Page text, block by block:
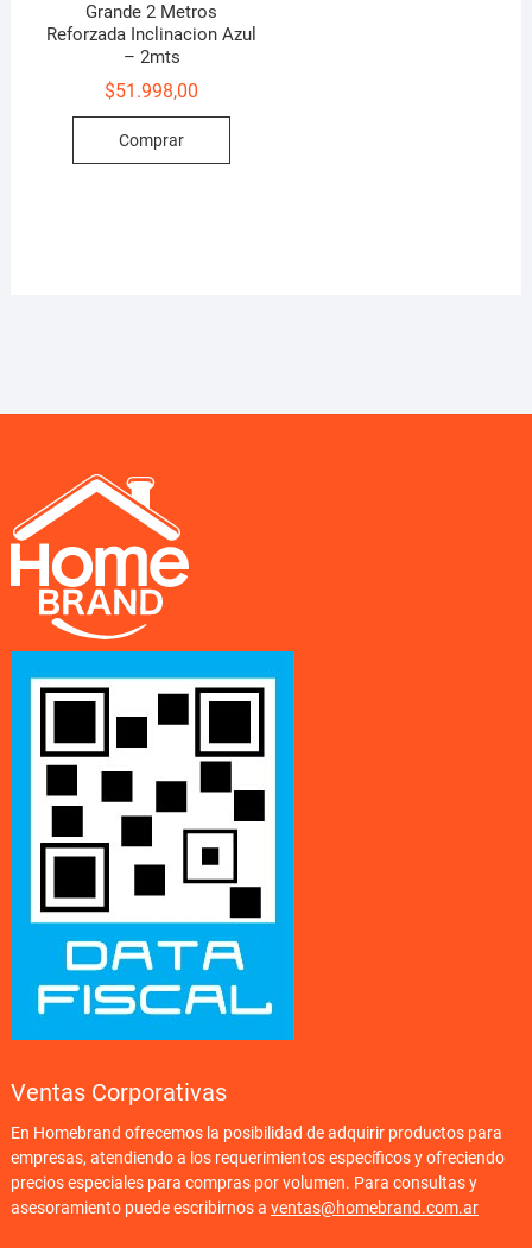
Grande 2 Metros
Reforzada Inclinacion Azul
– 2mts
$51.998,00
Comprar
Ventas Corporativas
En Homebrand ofrecemos la posibilidad de adquirir productos para
empresas, atendiendo a los requerimientos específicos y ofreciendo
precios especiales para compras por volumen. Para consultas y
asesoramiento puede escribirnos a ventas@homebrand.com.ar